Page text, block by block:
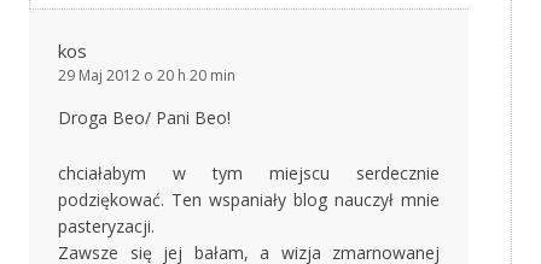
kos
29 Maj 2012 o 20 h 20 min
Droga Beo/ Pani Beo!
chciałabym w tym miejscu serdecznie
podziękować. Ten wspaniały blog nauczył mnie
pasteryzacji.
Zawsze się jej bałam, a wizja zmarnowanej